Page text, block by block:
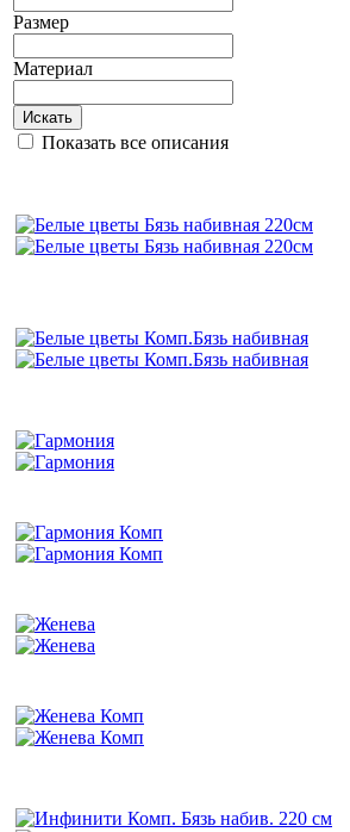
Размер
Материал
Искать
Показать все описания